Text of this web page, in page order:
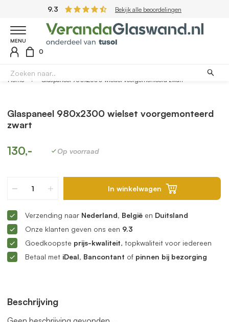
9.3 Bekijk alle beoordelingen
MENU
0
Home Glaspaneel 980x2300 wielset voorgemonteerd zwart
Beschrijving
Glaspaneel 980x2300 wielset voorgemonteerd
zwart
130,- Op voorraad
In winkelwagen
Verzending naar Nederland, België en Duitsland
Onze klanten geven ons een 9.3
Goedkoopste prijs-kwaliteit, topkwaliteit voor iedereen
Betaal met iDeal, Bancontant of pinnen bij bezorging